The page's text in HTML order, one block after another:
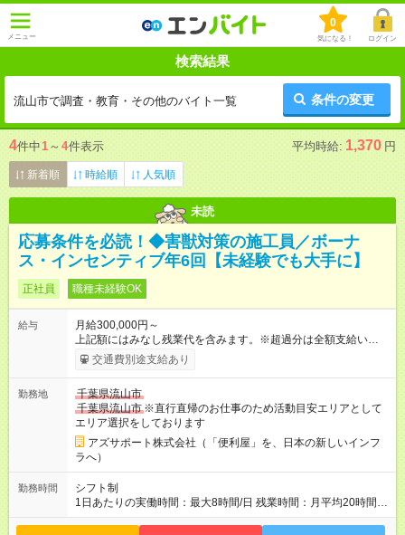
メニュー
0
気になる！ ログイン
検索結果
流山市で調査・教育・その他のバイト一覧 条件の変更
4件中1 ～ 4件表示 平均時給: 1,370 円
新着順 時給順 人気順
未読
応募条件を必読！◆害獣対策の施工員／ボーナ
ス・インセンティブ年6回【未経験でも大手に】
正社員 職種未経験OK
給与
月給300,000円～
上記額にはみなし残業代を含みます。※超過分は全額支給いたし
ます。 みなし残業代 73,808円／月 みなし残業時間 45時間／月
年収＝月給＋ボーナス＋インセンティブ ボーナス ：2回 ※過
（年4回） ※施工スタッフにもインセンティブがもらえます
※合計で約30～60万/年程度で動きます（一番高い方ですと100
万超え） --------------------------------- 昇給：あり ※年1回評価に基
づく 手当：あり 全額100%支給 ・交通費（通勤費） ・業務に
おける活動費 ・超過勤務手当 【注意】 貸与する社用車は、社員
各自が保管していただきます 駐車場代が仮にかかる場合、各社
員での負担となります ※1都3県社員については会社負担があり
ます（ご相談ください） 【試用期間】試用期間あり 試用期間の
ます。 雇用形態：中途採用（契約社員） 給与：本採用時と同じ
交通費別途支給あり
勤務地
千葉県流山市
千葉県流山市 ※直行直帰のお仕事のため活動目安エリアとして
エリア選択をしております
アズサポート株式会社（「便利屋」を、日本の新しいインフ
ラへ）
勤務時間
シフト制
1日あたりの実働時間：最大8時間/日 残業時間：月平均20時間程
度 ※閑散月10時間ほど、繁忙期40時間ほど 【注意】 直行直帰の